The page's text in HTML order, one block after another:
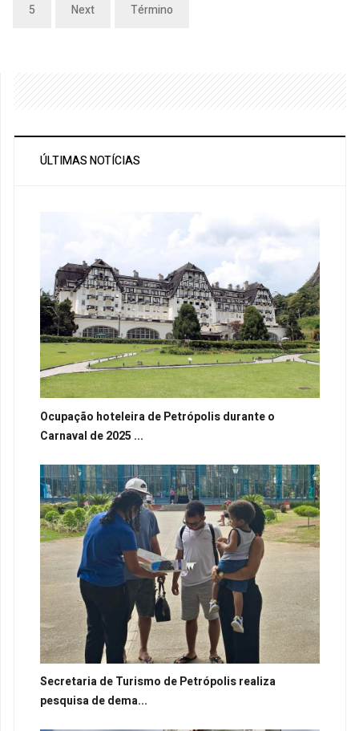
5 Next Término
ÚLTIMAS NOTÍCIAS
Ocupação hoteleira de Petrópolis durante o
Carnaval de 2025 ...
Secretaria de Turismo de Petrópolis realiza
pesquisa de dema...